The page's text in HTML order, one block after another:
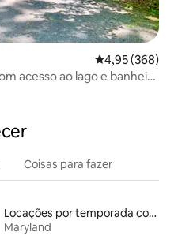
4,95 de uma
4,95 (368)
acesso ao lago e banheira
Coisas para fazer
Locações por temporada com piscina
Maryland